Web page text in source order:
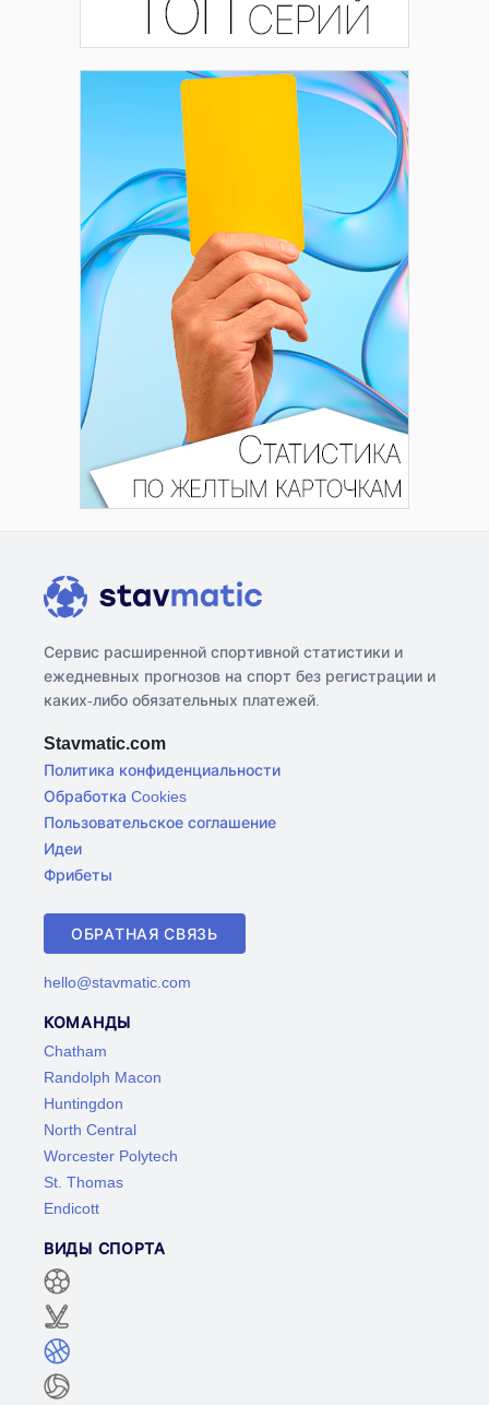
Сервис расширенной спортивной статистики и
ежедневных прогнозов на спорт без регистрации и
каких-либо обязательных платежей.
Stavmatic.com
Политика конфиденциальности
Обработка Cookies
Пользовательское соглашение
Идеи
Фрибеты
ОБРАТНАЯ СВЯЗЬ
hello@stavmatic.com
КОМАНДЫ
Chatham
Randolph Macon
Huntingdon
North Central
Worcester Polytech
St. Thomas
Endicott
ВИДЫ СПОРТА